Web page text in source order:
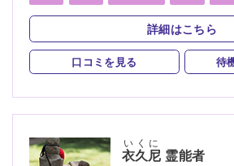
未来、将来、運勢、心霊相談、心霊写真
ト、霊障
霊査 霊符 霊眼 前世 後世
守護霊 背後霊 死者霊の降霊 イ
霊媒(憑依) チャネリング オーラリ
詳細はこちら
口コミを見る 待
衣久尼
いくに
霊能者